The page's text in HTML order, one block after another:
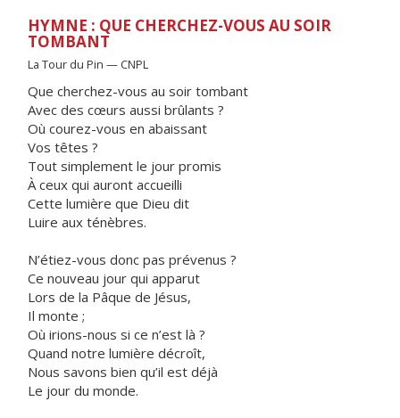
HYMNE : QUE CHERCHEZ-VOUS AU SOIR
TOMBANT
La Tour du Pin — CNPL
Que cherchez-vous au soir tombant
Avec des cœurs aussi brûlants ?
Où courez-vous en abaissant
Vos têtes ?
Tout simplement le jour promis
À ceux qui auront accueilli
Cette lumière que Dieu dit
Luire aux ténèbres.
N’étiez-vous donc pas prévenus ?
Ce nouveau jour qui apparut
Lors de la Pâque de Jésus,
Il monte ;
Où irions-nous si ce n’est là ?
Quand notre lumière décroît,
Nous savons bien qu’il est déjà
Le jour du monde.